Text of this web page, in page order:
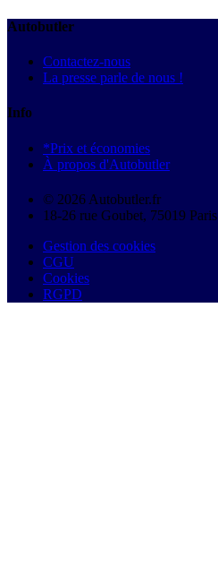
Autobutler
Contactez-nous
La presse parle de nous !
Info
*Prix et économies
À propos d'Autobutler
© 2026 Autobutler.fr
18-26 rue Goubet, 75019 Paris
Gestion des cookies
CGU
Cookies
RGPD